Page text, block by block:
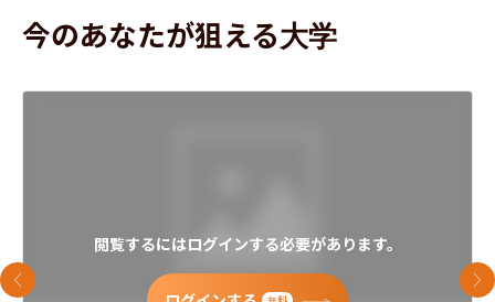
今のあなたが狙える大学
閲覧するにはログインする必要があります。
前のスライド 次